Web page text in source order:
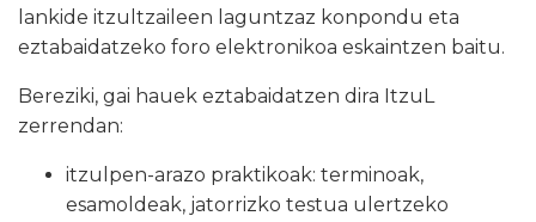
lankide itzultzaileen laguntzaz konpondu eta
eztabaidatzeko foro elektronikoa eskaintzen baitu.
Bereziki, gai hauek eztabaidatzen dira ItzuL
zerrendan:
itzulpen-arazo praktikoak: terminoak,
esamoldeak, jatorrizko testua ulertzeko